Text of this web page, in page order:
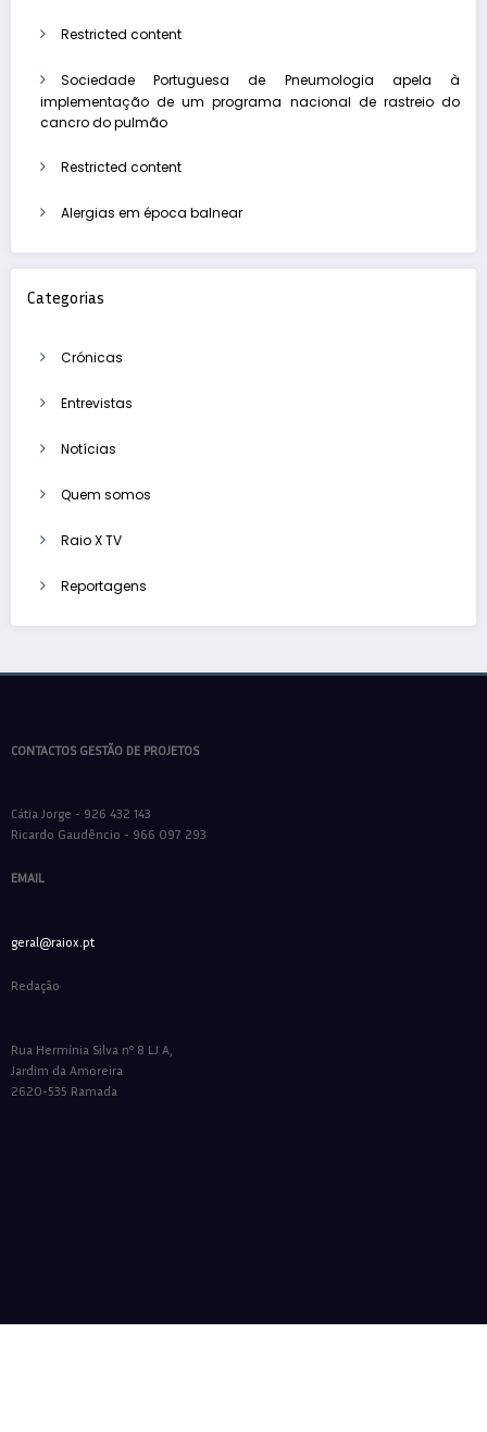
Restricted content
Sociedade Portuguesa de Pneumologia apela à
implementação de um programa nacional de rastreio do
cancro do pulmão
Restricted content
Alergias em época balnear
Categorias
Crónicas
Entrevistas
Notícias
Quem somos
Raio X TV
Reportagens
CONTACTOS GESTÃO DE PROJETOS
Cátia Jorge - 926 432 143
Ricardo Gaudêncio - 966 097 293
EMAIL
geral@raiox.pt
Redação
Rua Hermínia Silva nº 8 LJ A,
Jardim da Amoreira
2620-535 Ramada